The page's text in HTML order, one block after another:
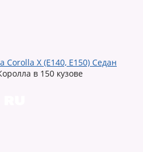
Corolla X (E140, E150) Седан
в 150 кузове